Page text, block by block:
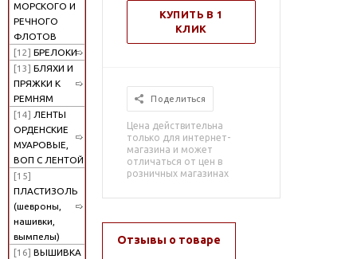
МОРСКОГО И
РЕЧНОГО
ФЛОТОВ
[12] БРЕЛОКИ
[13] БЛЯХИ И
ПРЯЖКИ К
РЕМНЯМ
[14] ЛЕНТЫ
ОРДЕНСКИЕ
МУАРОВЫЕ,
ВОП С ЛЕНТОЙ
[15]
ПЛАСТИЗОЛЬ
(шевроны,
нашивки,
вымпелы)
[16] ВЫШИВКА
КУПИТЬ В 1
КЛИК
Поделиться
Цена действительна
только для интернет-
магазина и может
отличаться от цен в
розничных магазинах
Отзывы о товаре